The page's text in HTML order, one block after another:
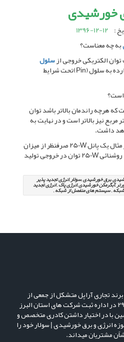
خورشیدی
:
1396-12-12
به چه معناست؟
الکتریکی خروجی ازسلول
وارده به سلول (Pin)تحت شرایط
هرچه راندمان بالاتر باشد توان
نیز بالاتر است و در نهایت به
داشت.
البته لازم به یادآوری است بطور مثال یک پانل 250W صرفنظر از میزان
راندمان آن، در شرایط استاندارد روشنائی 250W توان در خروجی تولید
,برق خورشیدی ,سولار ,انرژی تجدید پذیر
,آبگرمکن خورشیدی ,انرژی پاک , انرژِی تجدید
, سیستم های منفصل از شبکه ,
برند تجاری آراپل متشکل از جمعی از
مهندسین پویا و خلاق به شمار 29119 در اداره ثبت شرکت های استان البرز
با در اختیار داشتن کادری متخصص و
حوزه انرژی و برق خورشیدی | سولار خود را
مشتریان میداند.